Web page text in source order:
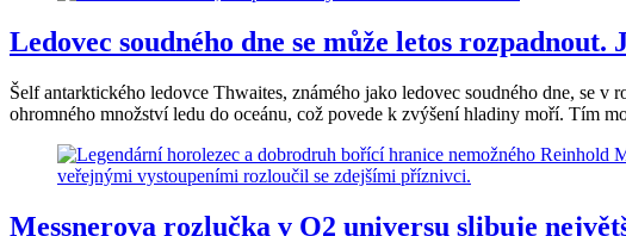
Ledovec soudného dne se může letos
Šelf antarktického ledovce Thwaites, známého jako ledovec soudného dne, se
ohromného množství ledu do oceánu, což povede k zvýšení hladiny moří. Tím
Messnerova rozlučka v O2 universu slibuje